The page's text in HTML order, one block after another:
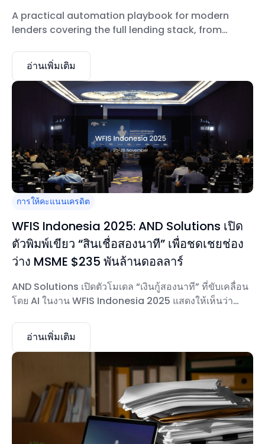
A practical automation playbook for modern
lenders covering the full lending stack, from
collections.
อ่านเพิ่มเติม
การให้คะแนนเครดิต
WFIS Indonesia 2025: AND Solutions เปิด
ตัวพิมพ์เขียว “สินเชื่อสองนาที” เพื่อชดเชยช่อง
ว่าง MSME $235 พันล้านดอลลาร์
AND Solutions เปิดตัวโมเดล “เงินกู้สองนาที” ที่ขับเคลื่อน
โดย AI ในงาน WFIS Indonesia 2025 แสดงให้เห็นว่า
เชื่อ MSME ได้อย่างไร
อ่านเพิ่มเติม